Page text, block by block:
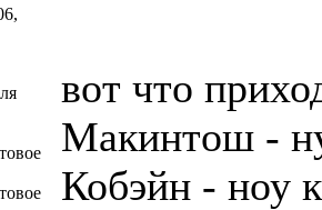
вот что
Макинтош -
Кобэйн - ноу